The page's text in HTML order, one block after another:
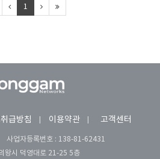
1
급방침 이용약관 고객센터
사업자등록번호 : 138-81-62431
왕시 덕영대로 21-25 5층